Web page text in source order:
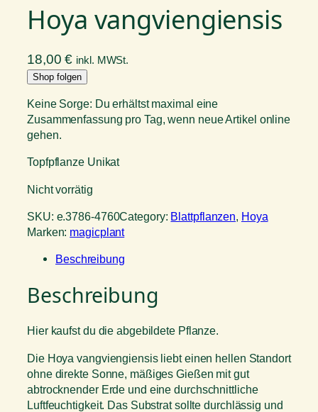
Hoya vangviengiensis
18,00€ inkl. MWSt.
Shop folgen
Keine Sorge: Du erhältst maximal eine
Zusammenfassung pro Tag, wenn neue Artikel online
gehen.
Topfpflanze Unikat
Nicht vorrätig
SKU: e.3786-4760Category: Blattpflanzen, Hoya
Marken: magicplant
Beschreibung
Beschreibung
Hier kaufst du die abgebildete Pflanze.
Die Hoya vangviengiensis liebt einen hellen Standort
ohne direkte Sonne, mäßiges Gießen mit gut
abtrocknender Erde und eine durchschnittliche
Luftfeuchtigkeit. Das Substrat sollte durchlässig und